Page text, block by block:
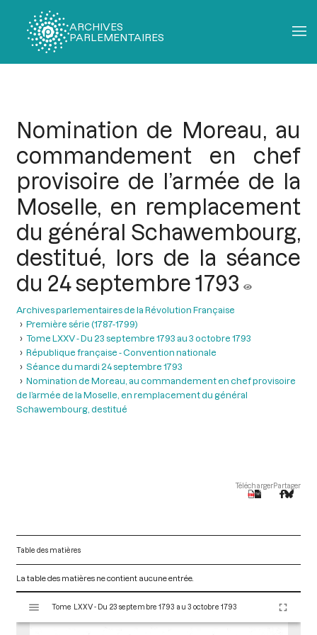
ARCHIVES
PARLEMENTAIRES
Nomination de Moreau, au
commandement en chef
provisoire de l’armée de la
Moselle, en remplacement
du général Schawembourg,
destitué, lors de la séance
du 24 septembre 1793
Archives parlementaires de la Révolution Française
Première série (1787-1799)
Tome LXXV - Du 23 septembre 1793 au 3 octobre 1793
République française - Convention nationale
Séance du mardi 24 septembre 1793
Nomination de Moreau, au commandement en chef provisoire
de l’armée de la Moselle, en remplacement du général
Schawembourg, destitué
TéléchargerPartager
Table des matières
La table des matières ne contient aucune entrée.
s
Tome LXXV - Du 23 septembre 1793 au 3 octobre 1793